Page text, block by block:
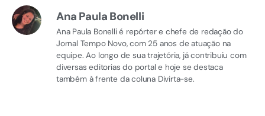
Ana Paula Bonelli
Ana Paula Bonelli é repórter e chefe de redação do
Jornal Tempo Novo, com 25 anos de atuação na
equipe. Ao longo de sua trajetória, já contribuiu com
diversas editorias do portal e hoje se destaca
também à frente da coluna Divirta-se.